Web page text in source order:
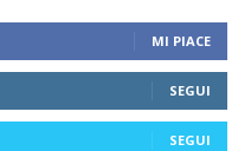
MI PIACE
SEGUI
SEGUI